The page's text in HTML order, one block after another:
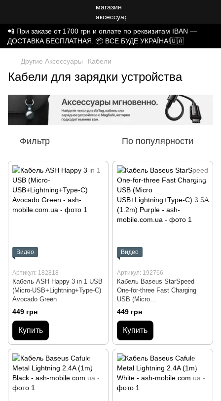
📲 При заказе от 1700 грн и оплате по реквизитам IBAN —
ДОСТАВКА БЕСПЛАТНАЯ. 📦 ВСЕ БУДЕ УКРАЇНА!🇺🇦
Другие Аксессуары Кабели
Кабели для зарядки устройства
Фильтр По популярности
Видео
Артикул: 182818
Кабель ASH Happy 3 in 1 USB
(Micro-USB+Lightning+Type-C)
Avocado Green
449 грн
Купить
Видео
Артикул: 192766
Кабель Baseus StarSpeed
One-for-three Fast Charging
USB (Micro
USB+Lightning+Type-C) 3.5A
(1.2m) Purple
449 грн
Купить